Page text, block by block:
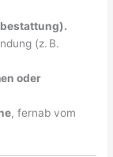
(z. B.
oder
, fernab vom